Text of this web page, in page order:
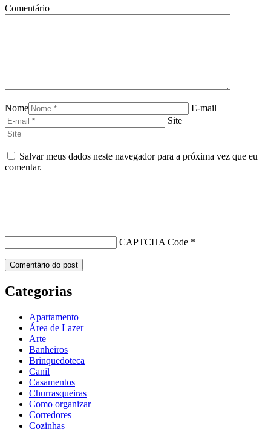
Comentário
Nome
E-mail
Site
Salvar meus dados neste navegador para a próxima vez que eu
comentar.
CAPTCHA Code *
Categorias
Apartamento
Área de Lazer
Arte
Banheiros
Brinquedoteca
Canil
Casamentos
Churrasqueiras
Como organizar
Corredores
Cozinhas